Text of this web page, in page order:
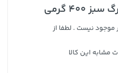
گرمی
موجود نیست . لطفا از
مشابه این کالا